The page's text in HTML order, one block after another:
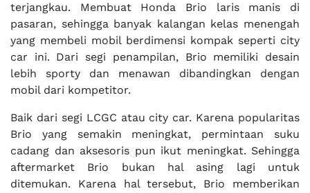
terjangkau. Membuat Honda Brio laris manis di
pasaran, sehingga banyak kalangan kelas menengah
yang membeli mobil berdimensi kompak seperti city
car ini. Dari segi penampilan, Brio memiliki desain
lebih sporty dan menawan dibandingkan dengan
mobil dari kompetitor.
Baik dari segi LCGC atau city car. Karena popularitas
Brio yang semakin meningkat, permintaan suku
cadang dan aksesoris pun ikut meningkat. Sehingga
aftermarket Brio bukan hal asing lagi untuk
ditemukan. Karena hal tersebut, Brio memberikan